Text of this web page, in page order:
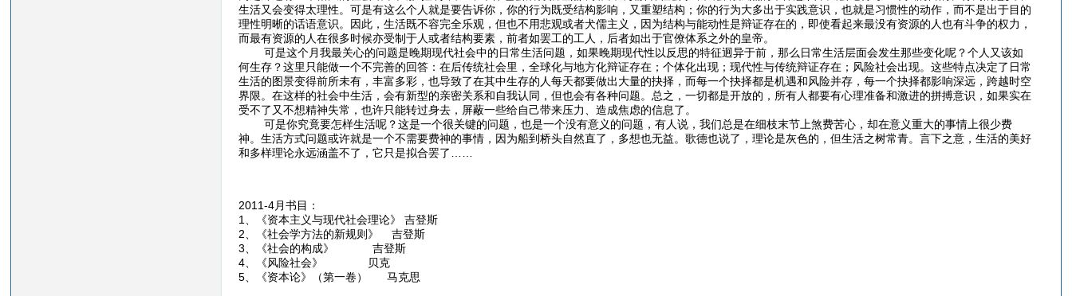
生活又会变得太理性。可是有这么个人就是要告诉你，你的行为既受结构影响，又重塑结构；你的行为大多出于实践意识，也就是习惯性的动作，而不是出于目的
理性明晰的话语意识。因此，生活既不容完全乐观，但也不用悲观或者犬儒主义，因为结构与能动性是辩证存在的，即使看起来最没有资源的人也有斗争的权力，
而最有资源的人在很多时候亦受制于人或者结构要素，前者如罢工的工人，后者如出于官僚体系之外的皇帝。
可是这个月我最关心的问题是晚期现代社会中的日常生活问题，如果晚期现代性以反思的特征迥异于前，那么日常生活层面会发生那些变化呢？个人又该如
何生存？这里只能做一个不完善的回答：在后传统社会里，全球化与地方化辩证存在；个体化出现；现代性与传统辩证存在；风险社会出现。这些特点决定了日常
生活的图景变得前所未有，丰富多彩，也导致了在其中生存的人每天都要做出大量的抉择，而每一个抉择都是机遇和风险并存，每一个抉择都影响深远，跨越时空
界限。在这样的社会中生活，会有新型的亲密关系和自我认同，但也会有各种问题。总之，一切都是开放的，所有人都要有心理准备和激进的拼搏意识，如果实在
受不了又不想精神失常，也许只能转过身去，屏蔽一些给自己带来压力、造成焦虑的信息了。
可是你究竟要怎样生活呢？这是一个很关键的问题，也是一个没有意义的问题，有人说，我们总是在细枝末节上煞费苦心，却在意义重大的事情上很少费
神。生活方式问题或许就是一个不需要费神的事情，因为船到桥头自然直了，多想也无益。歌德也说了，理论是灰色的，但生活之树常青。言下之意，生活的美好
和多样理论永远涵盖不了，它只是拟合罢了……
2011-4月书目：
1、《资本主义与现代社会理论》 吉登斯
2、《社会学方法的新规则》 吉登斯
3、《社会的构成》 吉登斯
4、《风险社会》 贝克
5、《资本论》（第一卷） 马克思